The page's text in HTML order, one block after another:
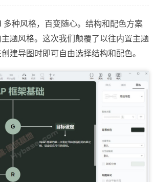
种风格，百变随心。结构和配色方案
题风格。这次我们颠覆了以往内置主题
建导图时即可自由选择结构和配色。